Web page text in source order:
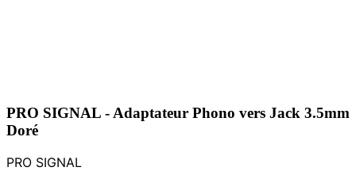
PRO SIGNAL - Adaptateur Phono vers Jack 3.5mm
Doré
PRO SIGNAL